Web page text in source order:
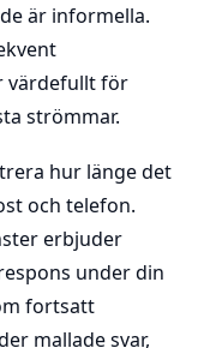
är informella.
värdefullt för
strömmar.
hur länge det
och telefon.
erbjuder
under din
fortsatt
mallade svar,